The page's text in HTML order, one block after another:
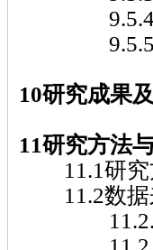
9.5.4 企业
9.5.5 企
10研究成果
11研究方法
11.1研究
11.2数据
11.2.1